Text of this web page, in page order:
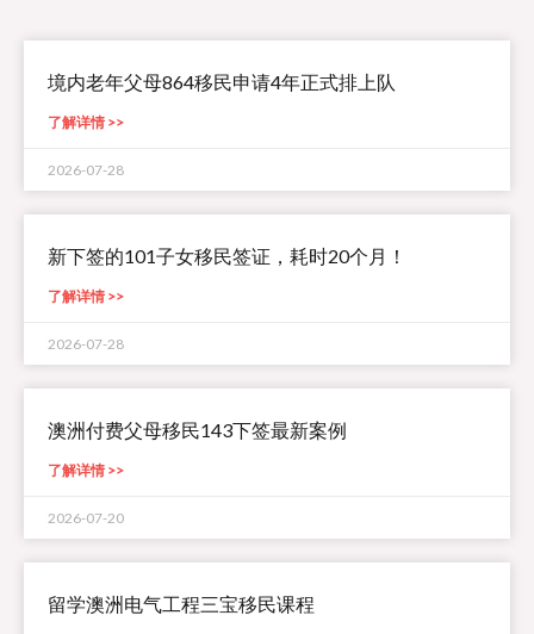
境内老年父母864移民申请4年正式排上队
了解详情 >>
2026-07-28
新下签的101子女移民签证，耗时20个月！
了解详情 >>
2026-07-28
澳洲付费父母移民143下签最新案例
了解详情 >>
2026-07-20
留学澳洲电气工程三宝移民课程